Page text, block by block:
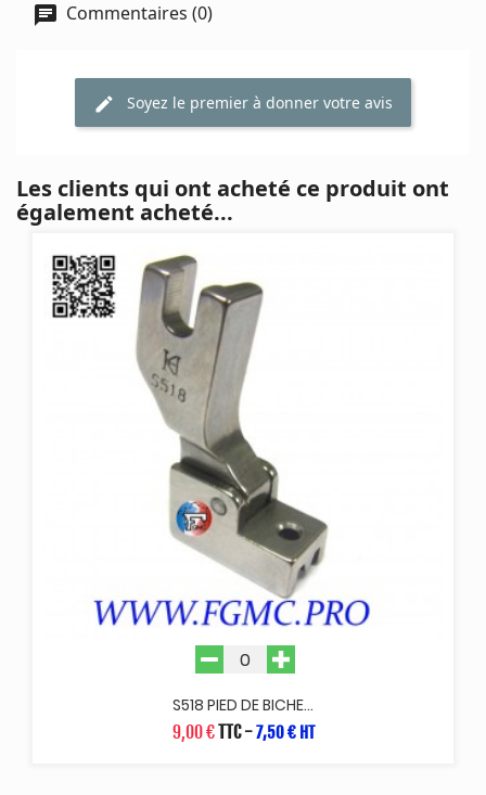
Commentaires (0)
Soyez le premier à donner votre avis
Les clients qui ont acheté ce produit ont
également acheté...
S518 PIED DE BICHE...
9,00 €TTC-7,50 € HT